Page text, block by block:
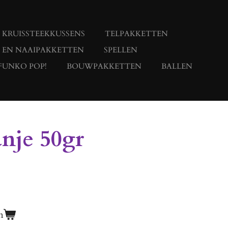
KRUISSTEEKKUSSENS
TELPAKKETTEN
NAAIPAKKETTEN
SPELLEN
POP!
BOUWPAKKETTEN BALLEN
50gr